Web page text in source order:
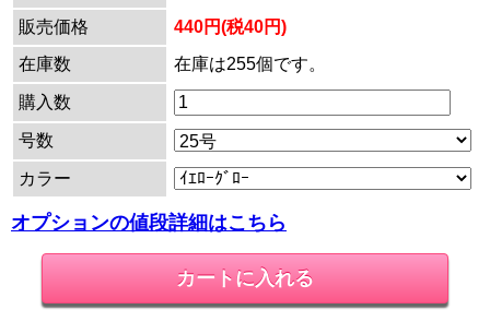
販売価格
440円(税40円)
在庫数
在庫は255個です。
購入数
号数
カラー
オプションの値段詳細はこちら